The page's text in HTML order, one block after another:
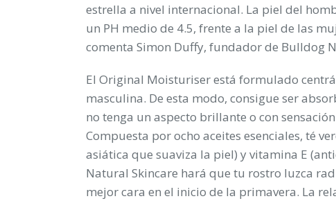
estrella a nivel internacional. La piel del
un PH medio de 4.5, frente a la piel de las
comenta Simon Duffy, fundador de Bulldog
El Original Moisturiser está formulado
masculina. De esta modo, consigue ser
no tenga un aspecto brillante o con
Compuesta por ocho aceites esenciales, té
asiática que suaviza la piel) y vitamina E
Natural Skincare hará que tu rostro luzca
mejor cara en el inicio de la primavera. La